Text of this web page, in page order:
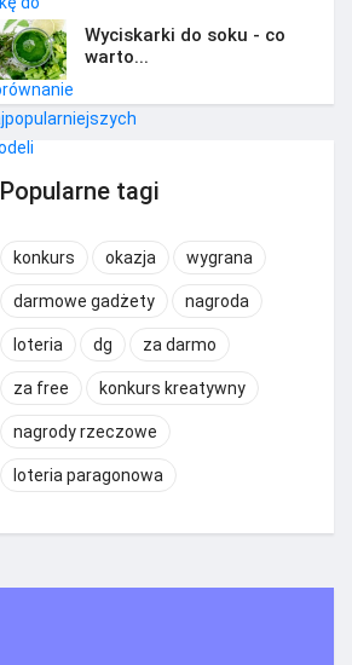
Wyciskarki do soku - co
warto...
Popularne tagi
konkurs okazja wygrana
darmowe gadżety nagroda
loteria dg za darmo
za free konkurs kreatywny
nagrody rzeczowe
loteria paragonowa